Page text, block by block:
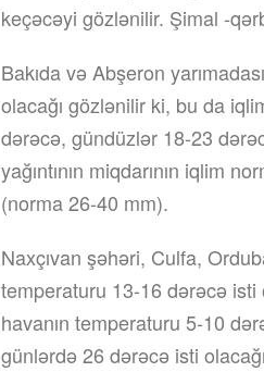
keçəcəyi gözlənilir. Şimal -
Bakıda və Abşeron
olacağı gözlənilir ki, bu da
dərəcə, gündüzlər 18-23
yağıntının miqdarının iqlim
(norma 26-40 mm).
Naxçıvan şəhəri, Culfa,
temperaturu 13-16 dərəcə isti
havanın temperaturu 5-10
günlərdə 26 dərəcə isti olacağı